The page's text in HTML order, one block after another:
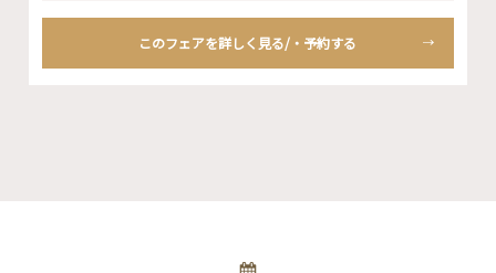
このフェアを詳しく見る/・予約する